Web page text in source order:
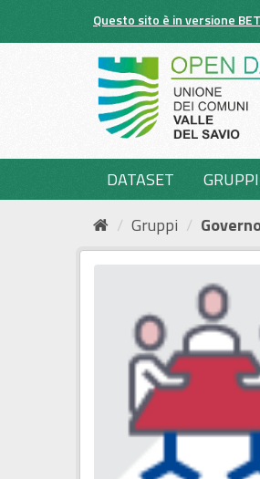
Questo sito è in versione
DATASET GRUPPI
Gruppi